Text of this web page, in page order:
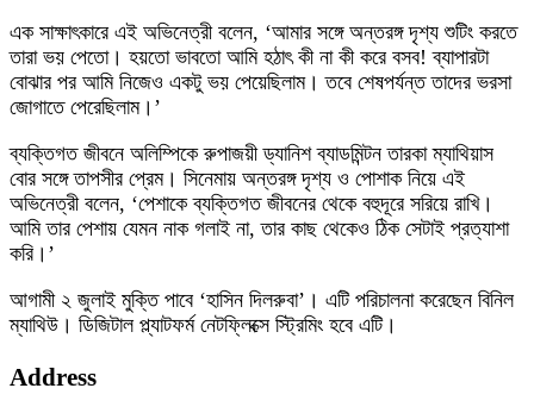
এক সাক্ষাৎকারে এই অভিনেত্রী বলেন, ‘আমার সঙ্গে অন্তরঙ্গ দৃশ্য শুটিং করতে
তারা ভয় পেতো। হয়তো ভাবতো আমি হঠাৎ কী না কী করে বসব! ব্যাপারটা
বোঝার পর আমি নিজেও একটু ভয় পেয়েছিলাম। তবে শেষপর্যন্ত তাদের ভরসা
জোগাতে পেরেছিলাম।’
ব্যক্তিগত জীবনে অলিম্পিকে রুপাজয়ী ড্যানিশ ব্যাডমিন্টন তারকা ম্যাথিয়াস
বোর সঙ্গে তাপসীর প্রেম। সিনেমায় অন্তরঙ্গ দৃশ্য ও পোশাক নিয়ে এই
অভিনেত্রী বলেন, ‘পেশাকে ব্যক্তিগত জীবনের থেকে বহুদূরে সরিয়ে রাখি।
আমি তার পেশায় যেমন নাক গলাই না, তার কাছ থেকেও ঠিক সেটাই প্রত্যাশা
করি।’
আগামী ২ জুলাই মুক্তি পাবে ‘হাসিন দিলরুবা’। এটি পরিচালনা করেছেন বিনিল
ম্যাথিউ। ডিজিটাল প্ল্যাটফর্ম নেটফ্লিক্সে স্ট্রিমিং হবে এটি।
Address